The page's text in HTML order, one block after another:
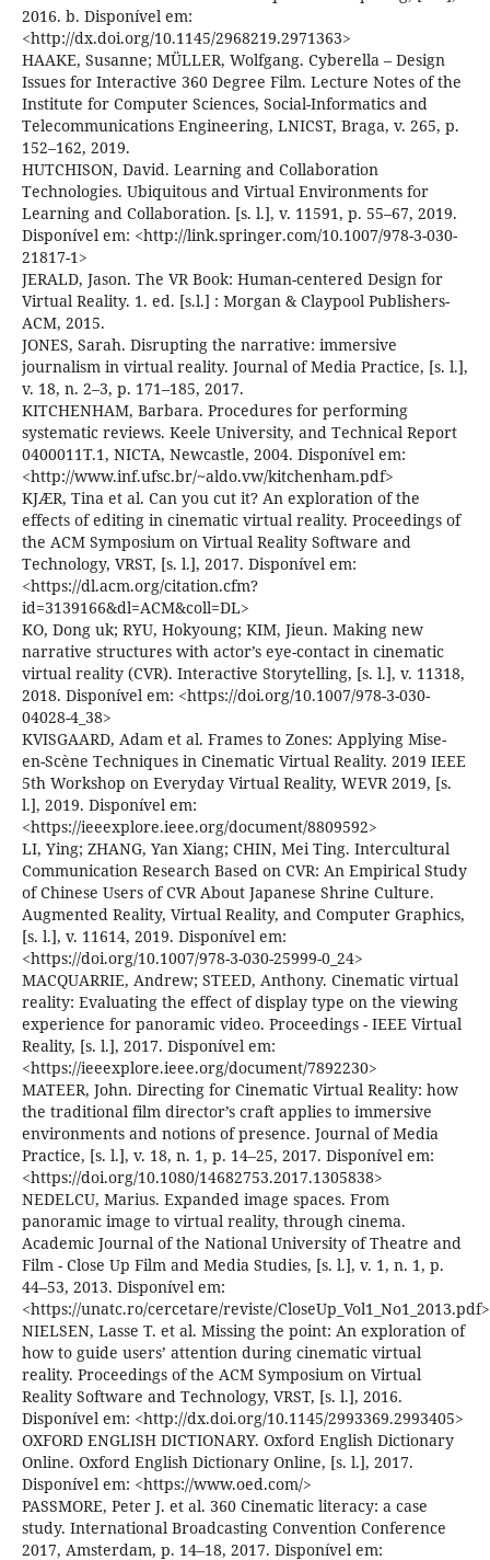
2016. b. Disponível em:
<http://dx.doi.org/10.1145/2968219.2971363>
HAAKE, Susanne; MÜLLER, Wolfgang. Cyberella – Design
Issues for Interactive 360 Degree Film. Lecture Notes of the
Institute for Computer Sciences, Social-Informatics and
Telecommunications Engineering, LNICST, Braga, v. 265, p.
152–162, 2019.
HUTCHISON, David. Learning and Collaboration
Technologies. Ubiquitous and Virtual Environments for
Learning and Collaboration. [s. l.], v. 11591, p. 55–67, 2019.
Disponível em: <http://link.springer.com/10.1007/978-3-030-
21817-1>
JERALD, Jason. The VR Book: Human-centered Design for
Virtual Reality. 1. ed. [s.l.] : Morgan & Claypool Publishers-
ACM, 2015.
JONES, Sarah. Disrupting the narrative: immersive
journalism in virtual reality. Journal of Media Practice, [s. l.],
v. 18, n. 2–3, p. 171–185, 2017.
KITCHENHAM, Barbara. Procedures for performing
systematic reviews. Keele University, and Technical Report
0400011T.1, NICTA, Newcastle, 2004. Disponível em:
<http://www.inf.ufsc.br/~aldo.vw/kitchenham.pdf>
KJÆR, Tina et al. Can you cut it? An exploration of the
effects of editing in cinematic virtual reality. Proceedings of
the ACM Symposium on Virtual Reality Software and
Technology, VRST, [s. l.], 2017. Disponível em:
<https://dl.acm.org/citation.cfm?
id=3139166&dl=ACM&coll=DL>
KO, Dong uk; RYU, Hokyoung; KIM, Jieun. Making new
narrative structures with actor’s eye-contact in cinematic
virtual reality (CVR). Interactive Storytelling, [s. l.], v. 11318,
2018. Disponível em: <https://doi.org/10.1007/978-3-030-
04028-4_38>
KVISGAARD, Adam et al. Frames to Zones: Applying Mise-
en-Scène Techniques in Cinematic Virtual Reality. 2019 IEEE
5th Workshop on Everyday Virtual Reality, WEVR 2019, [s.
l.], 2019. Disponível em:
<https://ieeexplore.ieee.org/document/8809592>
LI, Ying; ZHANG, Yan Xiang; CHIN, Mei Ting. Intercultural
Communication Research Based on CVR: An Empirical Study
of Chinese Users of CVR About Japanese Shrine Culture.
Augmented Reality, Virtual Reality, and Computer Graphics,
[s. l.], v. 11614, 2019. Disponível em:
<https://doi.org/10.1007/978-3-030-25999-0_24>
MACQUARRIE, Andrew; STEED, Anthony. Cinematic virtual
reality: Evaluating the effect of display type on the viewing
experience for panoramic video. Proceedings - IEEE Virtual
Reality, [s. l.], 2017. Disponível em:
<https://ieeexplore.ieee.org/document/7892230>
MATEER, John. Directing for Cinematic Virtual Reality: how
the traditional film director’s craft applies to immersive
environments and notions of presence. Journal of Media
Practice, [s. l.], v. 18, n. 1, p. 14–25, 2017. Disponível em:
<https://doi.org/10.1080/14682753.2017.1305838>
NEDELCU, Marius. Expanded image spaces. From
panoramic image to virtual reality, through cinema.
Academic Journal of the National University of Theatre and
Film - Close Up Film and Media Studies, [s. l.], v. 1, n. 1, p.
44–53, 2013. Disponível em:
<https://unatc.ro/cercetare/reviste/CloseUp_Vol1_No1_2013.pdf>
NIELSEN, Lasse T. et al. Missing the point: An exploration of
how to guide users’ attention during cinematic virtual
reality. Proceedings of the ACM Symposium on Virtual
Reality Software and Technology, VRST, [s. l.], 2016.
Disponível em: <http://dx.doi.org/10.1145/2993369.2993405>
OXFORD ENGLISH DICTIONARY. Oxford English Dictionary
Online. Oxford English Dictionary Online, [s. l.], 2017.
Disponível em: <https://www.oed.com/>
PASSMORE, Peter J. et al. 360 Cinematic literacy: a case
study. International Broadcasting Convention Conference
2017, Amsterdam, p. 14–18, 2017. Disponível em: